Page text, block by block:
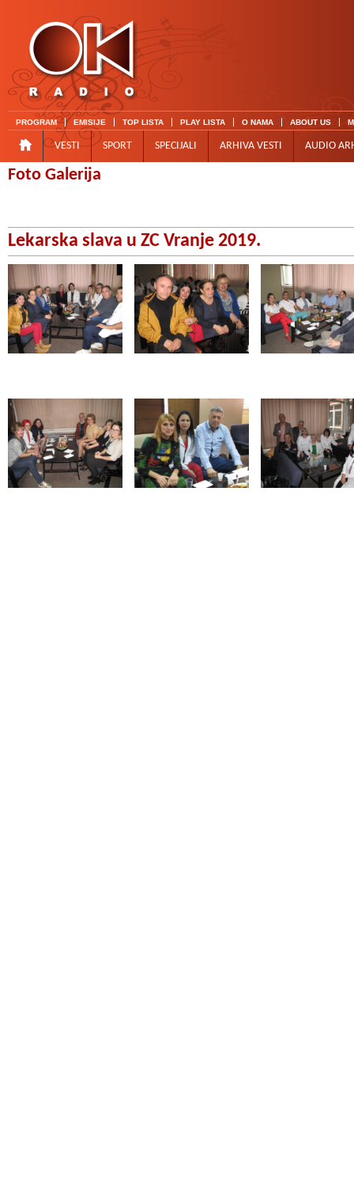
PROGRAM EMISIJE TOP LISTA PLAY LISTA O NAMA ABOUT US
VESTI SPORT SPECIJALI ARHIVA VESTI AUDIO
Foto Galerija
Lekarska slava u ZC Vranje 2019.